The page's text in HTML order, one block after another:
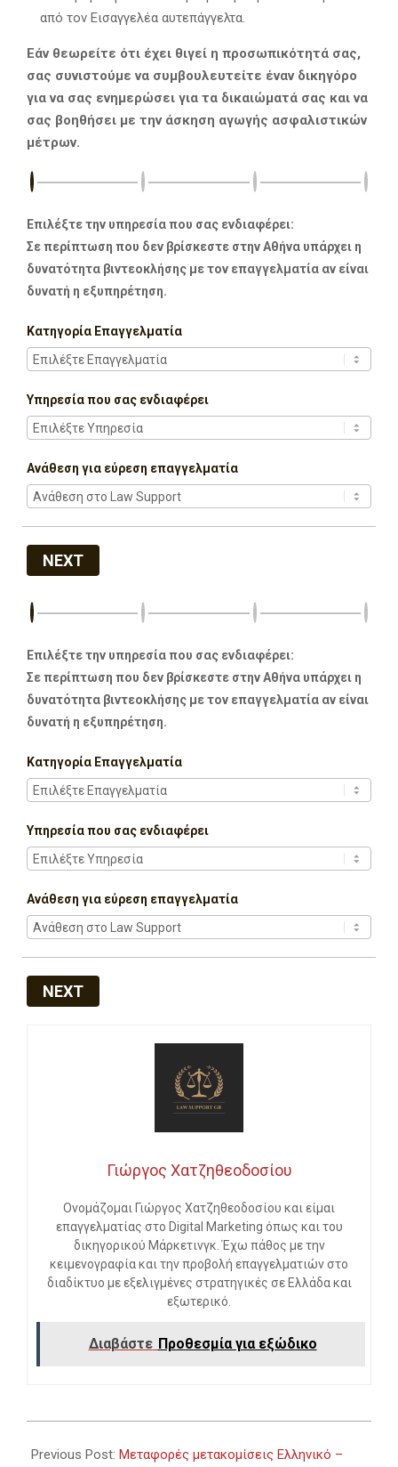
από τον Εισαγγελέα αυτεπάγγελτα.
Εάν θεωρείτε ότι έχει θιγεί η προσωπικότητά σας,
σας συνιστούμε να συμβουλευτείτε έναν δικηγόρο
για να σας ενημερώσει για τα δικαιώματά σας και να
σας βοηθήσει με την άσκηση αγωγής ασφαλιστικών
μέτρων.
Επιλέξτε την υπηρεσία που σας ενδιαφέρει:
Σε περίπτωση που δεν βρίσκεστε στην Αθήνα υπάρχει η
δυνατότητα βιντεοκλήσης με τον επαγγελματία αν είναι
δυνατή η εξυπηρέτηση.
Κατηγορία Επαγγελματία
Υπηρεσία που σας ενδιαφέρει
Ανάθεση για εύρεση επαγγελματία
NEXT
Επιλέξτε την υπηρεσία που σας ενδιαφέρει:
Σε περίπτωση που δεν βρίσκεστε στην Αθήνα υπάρχει η
δυνατότητα βιντεοκλήσης με τον επαγγελματία αν είναι
δυνατή η εξυπηρέτηση.
Κατηγορία Επαγγελματία
Υπηρεσία που σας ενδιαφέρει
Ανάθεση για εύρεση επαγγελματία
NEXT
Γιώργος Χατζηθεοδοσίου
Ονομάζομαι Γιώργος Χατζηθεοδοσίου και είμαι
επαγγελματίας στο Digital Marketing όπως και του
δικηγορικού Μάρκετινγκ. Έχω πάθος με την
κειμενογραφία και την προβολή επαγγελματιών στο
διαδίκτυο με εξελιγμένες στρατηγικές σε Ελλάδα και
εξωτερικό.
Διαβάστε Προθεσμία για εξώδικο
02-
Previous Post: Μεταφορές μετακομίσεις Ελληνικό –